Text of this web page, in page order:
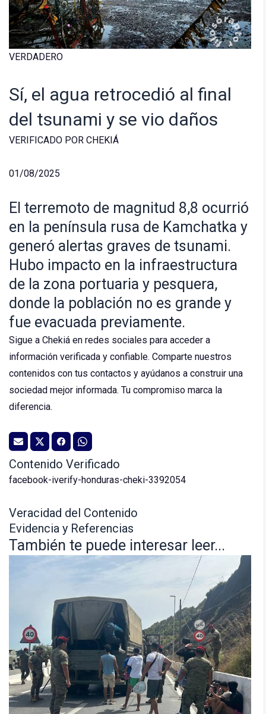
VERDADERO
Sí, el agua retrocedió al final
del tsunami y se vio daños
VERIFICADO POR CHEKIÁ
01/08/2025
El terremoto de magnitud 8,8 ocurrió
en la península rusa de Kamchatka y
generó alertas graves de tsunami.
Hubo impacto en la infraestructura
de la zona portuaria y pesquera,
donde la población no es grande y
fue evacuada previamente.
Sigue a Chekiá en redes sociales para acceder a
información verificada y confiable. Comparte nuestros
contenidos con tus contactos y ayúdanos a construir una
sociedad mejor informada. Tu compromiso marca la
diferencia.
Contenido Verificado
facebook-iverify-honduras-cheki-3392054
Veracidad del Contenido
Evidencia y Referencias
También te puede interesar leer...